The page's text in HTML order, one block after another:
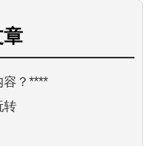
章
容？****
转